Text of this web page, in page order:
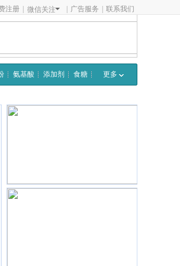
注册 微信关注 广告服务 联系我们
氨基酸 添加剂 食糖 更多